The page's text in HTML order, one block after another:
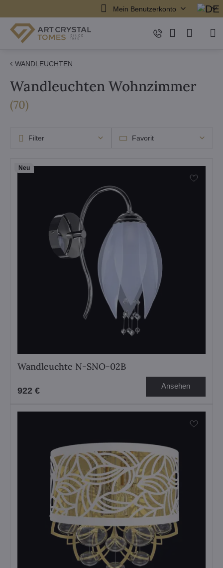
Mein Benutzerkonto
WANDLEUCHTEN
Wandleuchten Wohnzimmer
(70Artikel
)
Favorit
Filter
Neu
Wandleuchte N-SNO-02B
922 € Ansehen